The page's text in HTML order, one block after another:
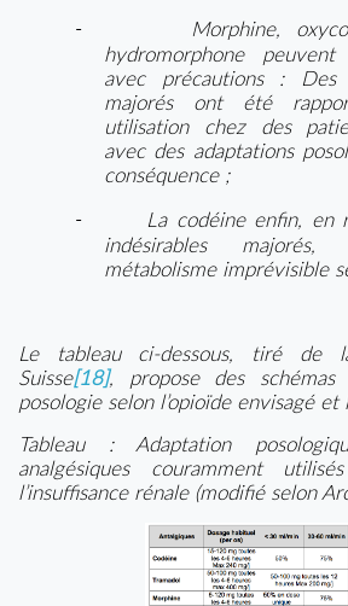
-
Morphine,
hydromorphone
avec précautions : Des
majorés ont été
utilisation chez des
avec des adaptations
conséquence ;
-
La codéine enfin, en
indésirables
métabolisme imprévisible
Le tableau ci-dessous, tiré de
Suisse[18], propose des schémas
posologie selon l’opioïde envisagé et
Tableau : Adaptation
analgésiques couramment
l’insuffisance rénale (modifié selon